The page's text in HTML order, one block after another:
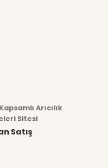
Arıcılık
Sitesi
Satış